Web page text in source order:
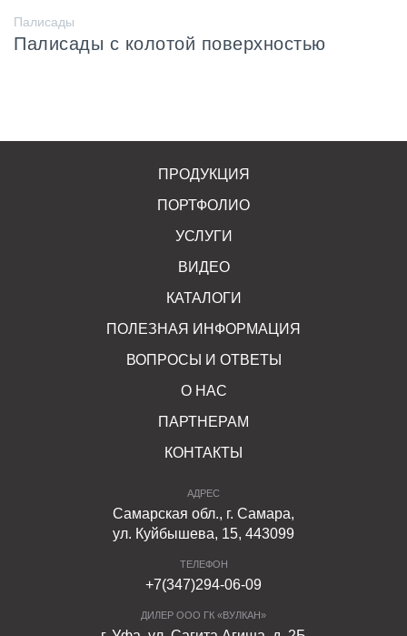
Палисады
Палисады с колотой поверхностью
ПРОДУКЦИЯ
ПОРТФОЛИО
УСЛУГИ
ВИДЕО
КАТАЛОГИ
ПОЛЕЗНАЯ ИНФОРМАЦИЯ
ВОПРОСЫ И ОТВЕТЫ
О НАС
ПАРТНЕРАМ
КОНТАКТЫ
АДРЕС
Самарская обл., г. Самара,
ул. Куйбышева, 15, 443099
ТЕЛЕФОН
+7(347)294-06-09
ДИЛЕР ООО ГК «ВУЛКАН»